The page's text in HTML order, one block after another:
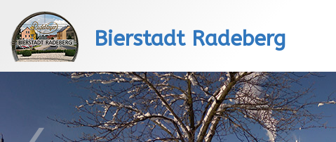
Bierstadt Radeberg